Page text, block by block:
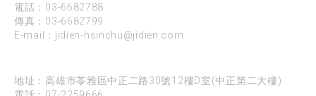
電話： 03-6682788
傳真：03-6682799
E-mail： jidien-hsinchu@jidien.com
地址：高雄市苓雅區中正二路30號12樓D室(中正第二大樓)